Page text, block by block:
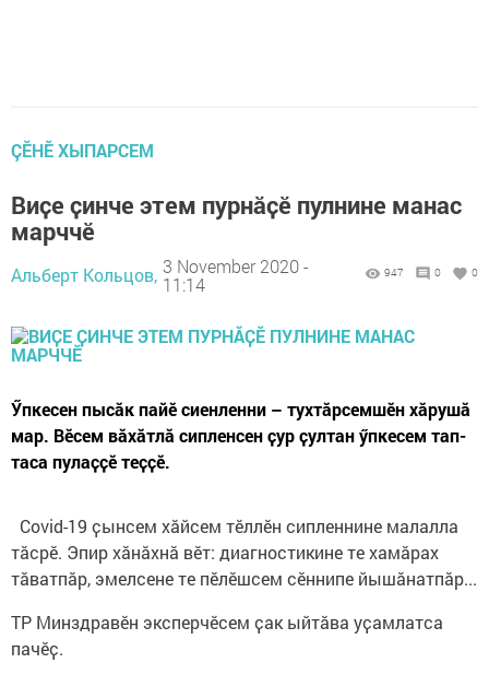
ÇӖНӖ ХЫПАРСЕМ
Виҫе ҫинче этем пурнӑҫӗ пулнине манас
марччӗ
Альберт Кольцов, 3 November 2020 -
11:14
947 0 0
Ӳпкесен пысӑк пайӗ сиенленни – тухтӑрсемшӗн хӑрушӑ
мар. Вӗсем вӑхӑтлӑ сипленсен ҫур ҫултан ӳпкесем тап-
таса пулаҫҫӗ теҫҫӗ.
Covid-19 ҫынсем хӑйсем тӗллӗн сипленнине малалла
тӑсрӗ. Эпир хӑнӑхнӑ вӗт: диагностикине те хамӑрах
тӑватпӑр, эмелсене те пӗлӗшсем сӗннипе йышӑнатпӑр...
ТР Минздравӗн эксперчӗсем ҫак ыйтӑва уҫамлатса
пачӗҫ.